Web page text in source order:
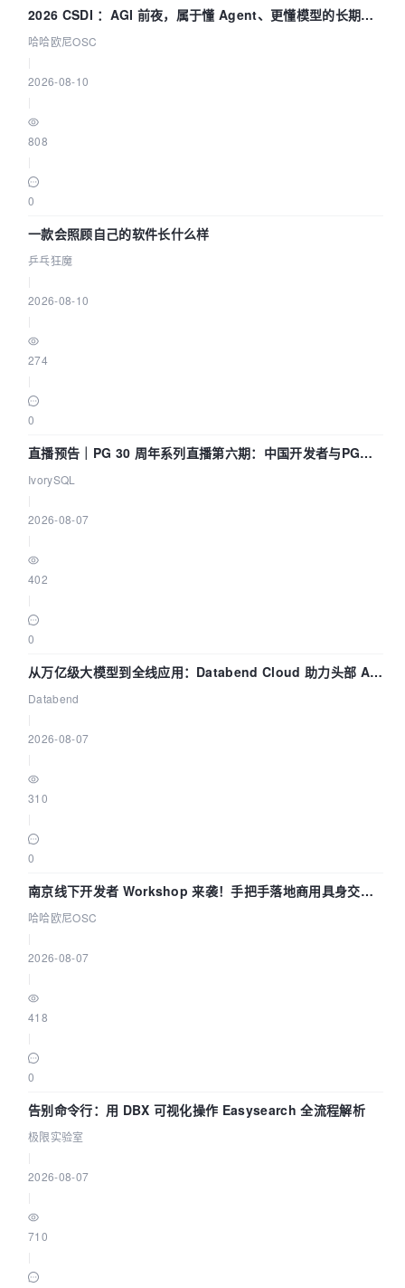
2026 CSDI ：AGI 前夜，属于懂 Agent、更懂模型的长期深
耕企业
哈哈欧尼OSC
2026-08-10
808
0
一款会照顾自己的软件长什么样
乒乓狂魔
2026-08-10
274
0
直播预告｜PG 30 周年系列直播第六期：中国开发者与PG内
核——我们改得动吗？我们贡献了什么？
IvorySQL
2026-08-07
402
0
从万亿级大模型到全线应用：Databend Cloud 助力头部 AI
企业构建全链路 Trace 数据管道
Databend
2026-08-07
310
0
南京线下开发者 Workshop 来袭！手把手落地商用具身交互
智能 Agent 应用
哈哈欧尼OSC
2026-08-07
418
0
告别命令行：用 DBX 可视化操作 Easysearch 全流程解析
极限实验室
2026-08-07
710